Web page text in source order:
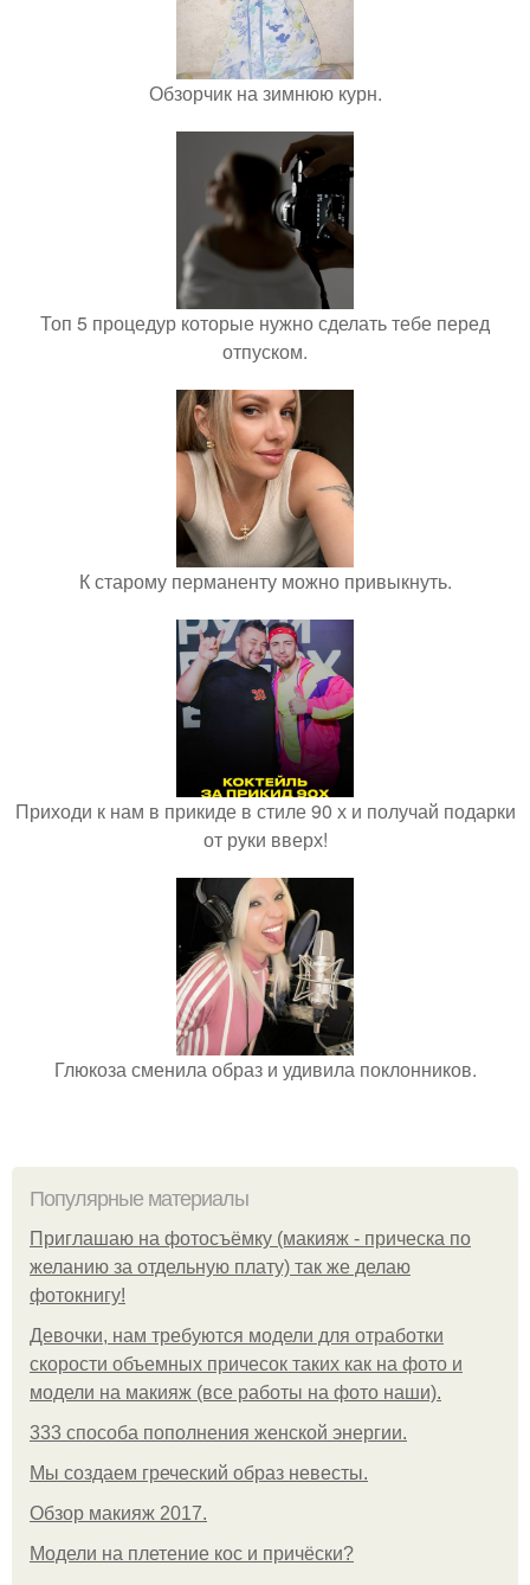
Обзорчик на зимнюю курн.
Топ 5 процедур которые нужно сделать тебе перед
отпуском.
К старому перманенту можно привыкнуть.
Приходи к нам в прикиде в стиле 90 х и получай подарки
от руки вверх!
Глюкоза сменила образ и удивила поклонников.
Популярные материалы
Приглашаю на фотосъёмку (макияж - прическа по
желанию за отдельную плату) так же делаю
фотокнигу!
Девочки, нам требуются модели для отработки
скорости объемных причесок таких как на фото и
модели на макияж (все работы на фото наши).
333 способа пополнения женской энергии.
Мы создаем греческий образ невесты.
Обзор макияж 2017.
Модели на плетение кос и причёски?